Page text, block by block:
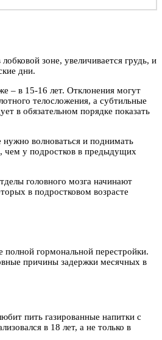
зоне, увеличивается грудь, и
дни.
– в 15-16 лет. Отклонения могут
телосложения, а субтильные
в обязательном порядке показать
нужно волноваться и поднимать
чем у подростков в предыдущих
головного мозга начинают
в подростковом возрасте
полной гормональной перестройки.
причины задержки месячных в
пить газированные напитки с
в 18 лет, а не только в